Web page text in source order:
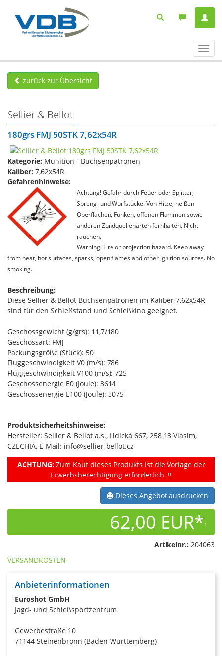
ein-/
zurück zur Übersicht
Sellier & Bellot
180grs FMJ 50STK 7,62x54R
Kategorie: Munition - Büchsenpatronen
Kaliber: 7,62x54R
Gefahrenhinweise:
Achtung! Gefahr durch Feuer oder Splitter,
Spreng- und Wurfstücke. Von Hitze, heißen
Oberflächen, Funken, offenen Flammen sowie
anderen Zündquellenarten fernhalten. Nicht
rauchen.
Warning! Fire or projection hazard. Keep away
from heat, hot surfaces, sparks, open flames and other ignition sources. No
smoking.
Beschreibung:
Diese Sellier & Bellot Büchsenpatronen im Kaliber 7,62x54R
sind für den Schießstand und Schießkino geeignet.
Geschossgewicht (g/grs): 11,7/180
Geschossart: FMJ
Packungsgröße (Stück): 50
Fluggeschwindigkeit V0 (m/s): 786
Fluggeschwindigkeit V100 (m/s): 725
Geschossenergie E0 (Joule): 3614
Geschossenergie E100 (Joule): 3075
Produktsicherheitshinweise:
Hersteller: Sellier & Bellot a.s., Lidickà 667, 258 13 Vlasim,
CZECHIA, E-Mail: info@sellier-bellot.cz
ACHTUNG:Zum Kauf dieses Produkts ist die Vorlage der
Erwerbsberechtigung erforderlich !!!
Dieses Angebot ausdrucken
62,00 EUR*1
Artikelnr.: 204063
VERSANDKOSTEN
Anbieterinformationen
Euroshot GmbH
Jagd- und Schießsportzentrum
Gewerbestraße 10
71144 Steinenbronn (Baden-Württemberg)